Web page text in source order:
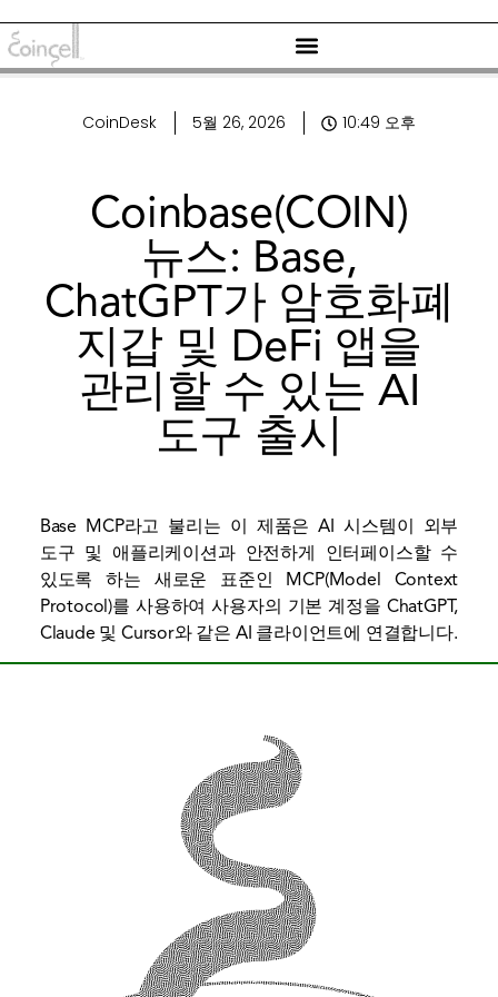
CoinDesk 5월 26, 2026 10:49 오후
Coinbase(COIN)
뉴스: Base,
ChatGPT가 암호화폐
지갑 및 DeFi 앱을
관리할 수 있는 AI
도구 출시
Base MCP라고 불리는 이 제품은 AI 시스템이 외부
도구 및 애플리케이션과 안전하게 인터페이스할 수
있도록 하는 새로운 표준인 MCP(Model Context
Protocol)를 사용하여 사용자의 기본 계정을 ChatGPT,
Claude 및 Cursor와 같은 AI 클라이언트에 연결합니다.